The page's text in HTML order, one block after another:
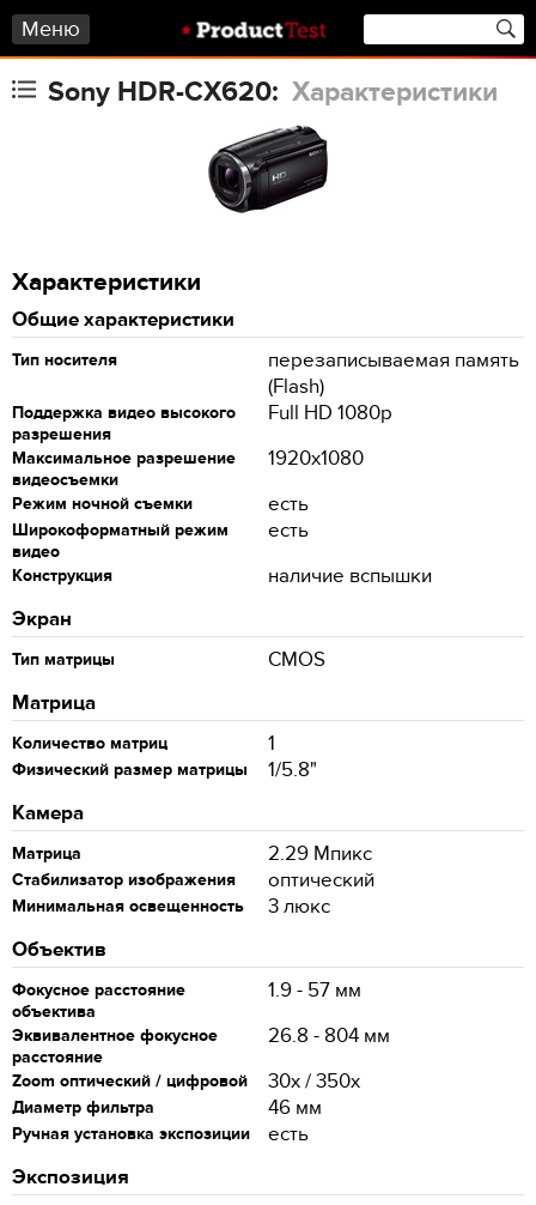
Меню
Sony HDR-CX620: Характеристики
Характеристики
Общие характеристики
Тип носителя
перезаписываемая память
(Flash)
Поддержка видео высокого
разрешения
Full HD 1080p
Максимальное разрешение
видеосъемки
1920x1080
Режим ночной съемки есть
Широкоформатный режим
видео
есть
Конструкция
наличие вспышки
Экран
Тип матрицы
CMOS
Матрица
Количество матриц 1
Физический размер матрицы
1/5.8"
Камера
Матрица 2.29 Мпикс
Стабилизатор изображения оптический
Минимальная освещенность
3 люкс
Объектив
Фокусное расстояние
объектива
1.9 - 57 мм
Эквивалентное фокусное
расстояние
26.8 - 804 мм
Zoom оптический / цифровой 30x / 350x
Диаметр фильтра 46 мм
Ручная установка экспозиции
есть
Экспозиция